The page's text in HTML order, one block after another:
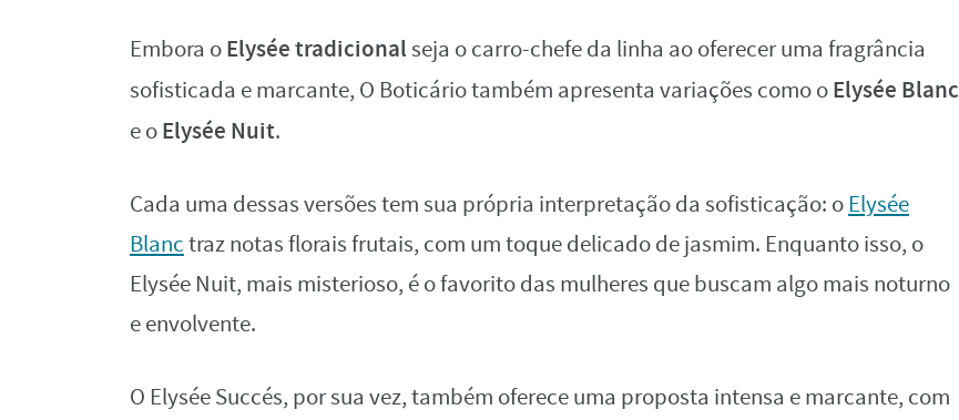
Embora oElysée tradicionalseja o carro-chefe da linha ao oferecer uma fragrância
sofisticada e marcante, O Boticário também apresenta variações como oElysée Blanc
e oElysée Nuit.
Cada uma dessas versões tem sua própria interpretação da sofisticação: oElysée
Blanctraz notas florais frutais, com um toque delicado de jasmim. Enquanto isso, o
Elysée Nuit, mais misterioso, é o favorito das mulheres que buscam algo mais noturno
e envolvente.
O Elysée Succés, por sua vez, também oferece uma proposta intensa e marcante, com